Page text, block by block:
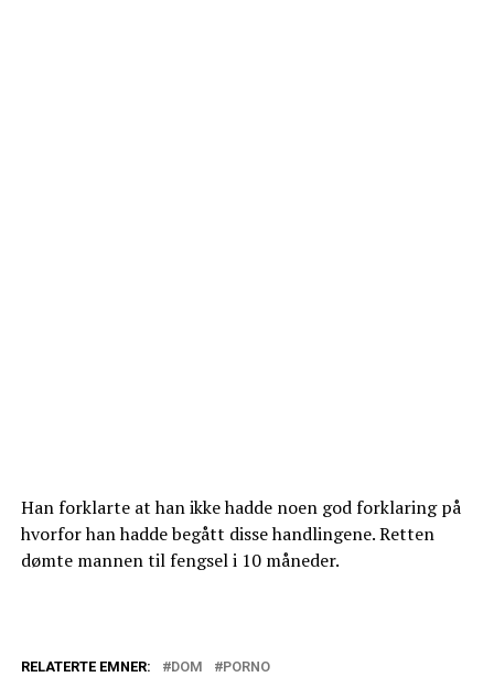
Han forklarte at han ikke hadde noen god forklaring på
hvorfor han hadde begått disse handlingene. Retten
dømte mannen til fengsel i 10 måneder.
RELATERTE EMNER: DOM PORNO